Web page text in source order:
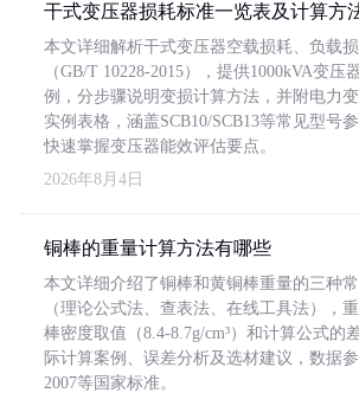
干式变压器损耗标准一览表及计算方
本文详细解析干式变压器空载损耗、负载
（GB/T 10228-2015），提供1000kVA变压
例，分步骤说明变损计算方法，并附电力
实例表格，涵盖SCB10/SCB13等常见型号
快速掌握变压器能效评估要点。
2026年8月4日
铜棒的重量计算方法有哪些
本文详细介绍了铜棒和黄铜棒重量的三种
（理论公式法、查表法、在线工具法），
棒密度取值（8.4-8.7g/cm³）和计算公式的
际计算案例、误差分析及选材建议，数据
2007等国家标准。